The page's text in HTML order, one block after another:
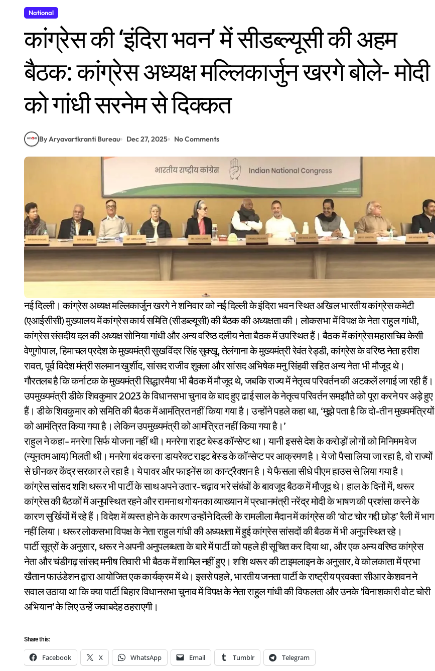
National
कांग्रेस की ‘इंदिरा भवन’ में सीडब्ल्यूसी की अहम
बैठक: कांग्रेस अध्यक्ष मल्लिकार्जुन खरगे बोले- मोदी
को गांधी सरनेम से दिक्कत
By Aryavartkranti Bureau Dec 27, 2025 No Comments
नई दिल्ली। कांग्रेस अध्यक्ष मल्लिकार्जुन खरगे ने शनिवार को नई दिल्ली के इंदिरा भवन स्थित अखिल भारतीय कांग्रेस कमेटी
(एआईसीसी) मुख्यालय में कांग्रेस कार्य समिति (सीडब्ल्यूसी) की बैठक की अध्यक्षता की। लोकसभा में विपक्ष के नेता राहुल गांधी,
कांग्रेस संसदीय दल की अध्यक्ष सोनिया गांधी और अन्य वरिष्ठ दलीय नेता बैठक में उपस्थित हैं। बैठक में कांग्रेस महासचिव केसी
वेणुगोपाल, हिमाचल प्रदेश के मुख्यमंत्री सुखविंदर सिंह सुक्खू, तेलंगाना के मुख्यमंत्री रेवंत रेड्डी, कांग्रेस के वरिष्ठ नेता हरीश
रावत, पूर्व विदेश मंत्री सलमान खुर्शीद, सांसद राजीव शुक्ला और सांसद अभिषेक मनु सिंहवी सहित अन्य नेता भी मौजूद थे।
गौरतलब है कि कर्नाटक के मुख्यमंत्री सिद्धारमैया भी बैठक में मौजूद थे, जबकि राज्य में नेतृत्व परिवर्तन की अटकलें लगाई जा रही हैं।
उपमुख्यमंत्री डीके शिवकुमार 2023 के विधानसभा चुनाव के बाद हुए ढाई साल के नेतृत्व परिवर्तन समझौते को पूरा करने पर अड़े हुए
हैं। डीके शिवकुमार को समिति की बैठक में आमंत्रित नहीं किया गया है। उन्होंने पहले कहा था, ‘मुझे पता है कि दो-तीन मुख्यमंत्रियों
को आमंत्रित किया गया है। लेकिन उपमुख्यमंत्री को आमंत्रित नहीं किया गया है।’
राहुल ने कहा- मनरेगा सिर्फ योजना नहीं थी। मनरेगा राइट बेस्ड कॉन्सेप्ट था। यानी इससे देश के करोड़ों लोगों को मिनिमम वेज
(न्यूनतम आय) मिलती थी। मनरेगा बंद करना डायरेक्ट राइट बेस्ड के कॉन्सेप्ट पर आक्रमण है। ये जो पैसा लिया जा रहा है, वो राज्यों
से छीनकर केंद्र सरकार ले रहा है। ये पावर और फाइनेंस का कान्ट्रैक्शन है। ये फैसला सीधे पीएम हाउस से लिया गया है।
कांग्रेस सांसद शशि थरूर भी पार्टी के साथ अपने उतार-चढ़ाव भरे संबंधों के बावजूद बैठक में मौजूद थे। हाल के दिनों में, थरूर
कांग्रेस की बैठकों में अनुपस्थित रहने और रामनाथ गोयनका व्याख्यान में प्रधानमंत्री नरेंद्र मोदी के भाषण की प्रशंसा करने के
कारण सुर्खियों में रहे हैं। विदेश में व्यस्त होने के कारण उन्होंने दिल्ली के रामलीला मैदान में कांग्रेस की ‘वोट चोर गद्दी छोड़’ रैली में भाग
नहीं लिया। थरूर लोकसभा विपक्ष के नेता राहुल गांधी की अध्यक्षता में हुई कांग्रेस सांसदों की बैठक में भी अनुपस्थित रहे।
पार्टी सूत्रों के अनुसार, थरूर ने अपनी अनुपलब्धता के बारे में पार्टी को पहले ही सूचित कर दिया था, और एक अन्य वरिष्ठ कांग्रेस
नेता और चंडीगढ़ सांसद मनीष तिवारी भी बैठक में शामिल नहीं हुए। शशि थरूर की टाइमलाइन के अनुसार, वे कोलकाता में प्रभा
खैतान फाउंडेशन द्वारा आयोजित एक कार्यक्रम में थे। इससे पहले, भारतीय जनता पार्टी के राष्ट्रीय प्रवक्ता सीआर केशवन ने
सवाल उठाया था कि क्या पार्टी बिहार विधानसभा चुनाव में विपक्ष के नेता राहुल गांधी की विफलता और उनके ‘विनाशकारी वोट चोरी
अभियान’ के लिए उन्हें जवाबदेह ठहराएगी।
Share this:
Facebook X WhatsApp Email Tumblr Telegram